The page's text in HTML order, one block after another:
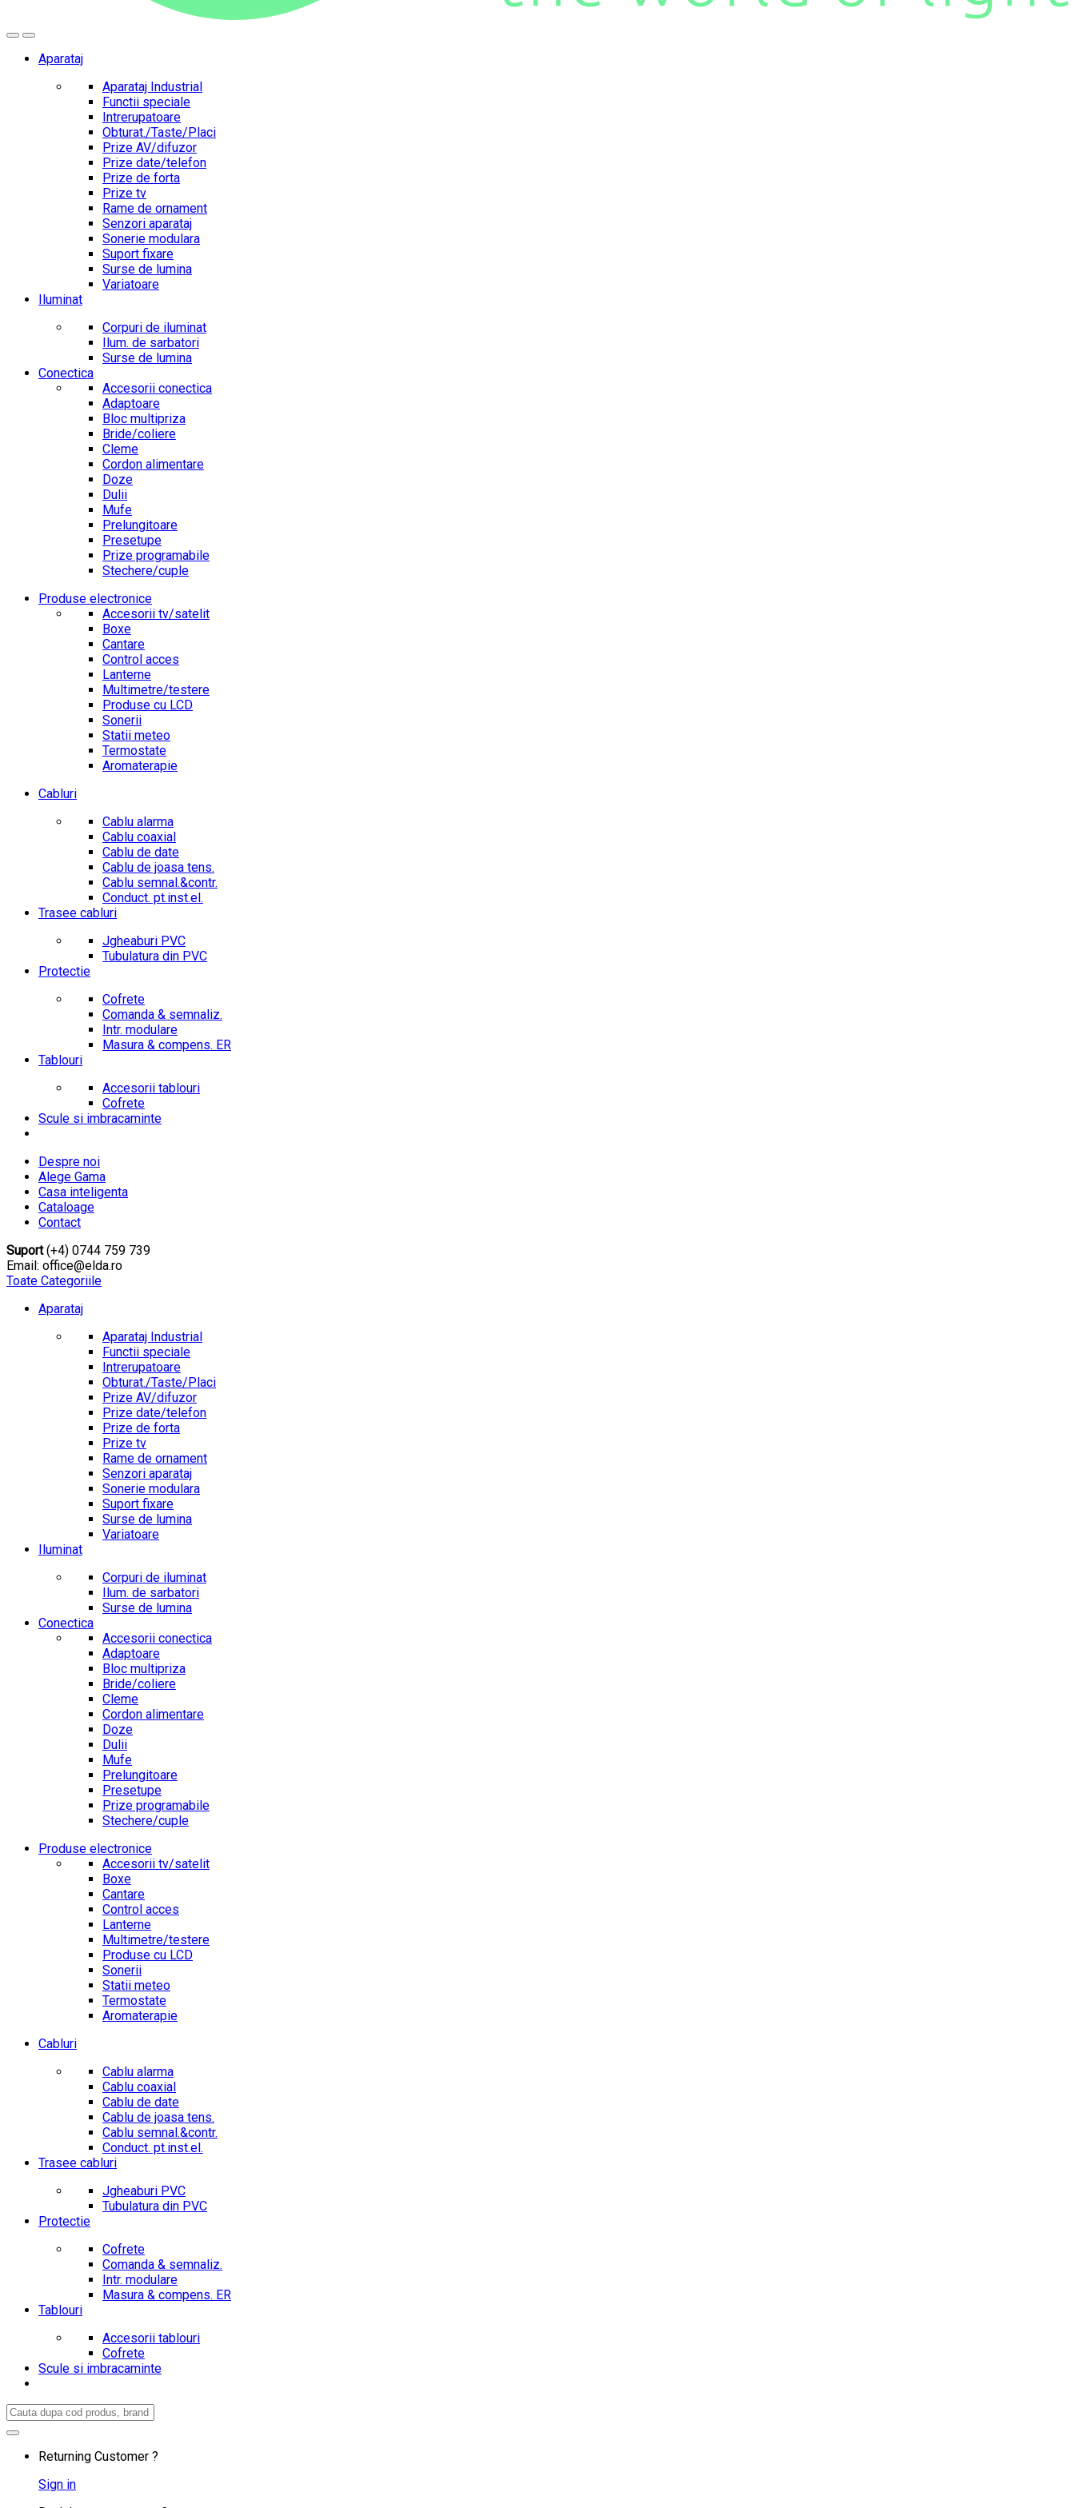
Aparataj
Aparataj Industrial
Functii speciale
Intrerupatoare
Obturat./Taste/Placi
Prize AV/difuzor
Prize date/telefon
Prize de forta
Prize tv
Rame de ornament
Senzori aparataj
Sonerie modulara
Suport fixare
Surse de lumina
Variatoare
Iluminat
Corpuri de iluminat
Ilum. de sarbatori
Surse de lumina
Conectica
Accesorii conectica
Adaptoare
Bloc multipriza
Bride/coliere
Cleme
Cordon alimentare
Doze
Dulii
Mufe
Prelungitoare
Presetupe
Prize programabile
Stechere/cuple
Produse electronice
Accesorii tv/satelit
Boxe
Cantare
Control acces
Lanterne
Multimetre/testere
Produse cu LCD
Sonerii
Statii meteo
Termostate
Aromaterapie
Cabluri
Cablu alarma
Cablu coaxial
Cablu de date
Cablu de joasa tens.
Cablu semnal.&contr.
Conduct. pt.inst.el.
Trasee cabluri
Jgheaburi PVC
Tubulatura din PVC
Protectie
Cofrete
Comanda & semnaliz.
Intr. modulare
Masura & compens. ER
Tablouri
Accesorii tablouri
Cofrete
Scule si imbracaminte
Despre noi
Alege Gama
Casa inteligenta
Cataloage
Contact
Suport(+4) 0744 759 739
Email: office@elda.ro
Toate Categoriile
Aparataj
Aparataj Industrial
Functii speciale
Intrerupatoare
Obturat./Taste/Placi
Prize AV/difuzor
Prize date/telefon
Prize de forta
Prize tv
Rame de ornament
Senzori aparataj
Sonerie modulara
Suport fixare
Surse de lumina
Variatoare
Iluminat
Corpuri de iluminat
Ilum. de sarbatori
Surse de lumina
Conectica
Accesorii conectica
Adaptoare
Bloc multipriza
Bride/coliere
Cleme
Cordon alimentare
Doze
Dulii
Mufe
Prelungitoare
Presetupe
Prize programabile
Stechere/cuple
Produse electronice
Accesorii tv/satelit
Boxe
Cantare
Control acces
Lanterne
Multimetre/testere
Produse cu LCD
Sonerii
Statii meteo
Termostate
Aromaterapie
Cabluri
Cablu alarma
Cablu coaxial
Cablu de date
Cablu de joasa tens.
Cablu semnal.&contr.
Conduct. pt.inst.el.
Trasee cabluri
Jgheaburi PVC
Tubulatura din PVC
Protectie
Cofrete
Comanda & semnaliz.
Intr. modulare
Masura & compens. ER
Tablouri
Accesorii tablouri
Cofrete
Scule si imbracaminte
Search
for:
Returning Customer ?
Sign in